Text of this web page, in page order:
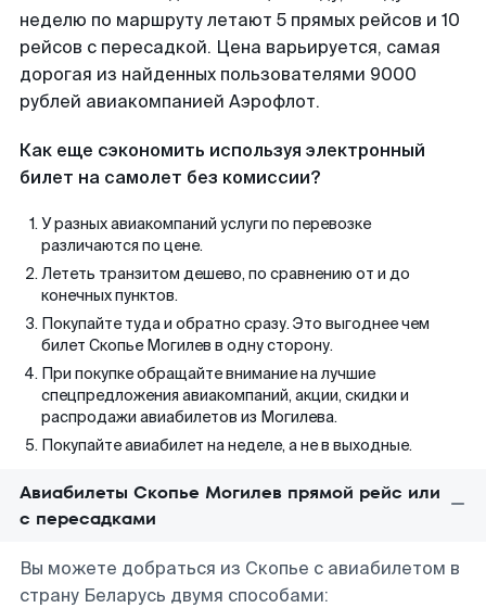
неделю по маршруту летают 5 прямых рейсов и 10
рейсов с пересадкой. Цена варьируется, самая
дорогая из найденных пользователями 9000
рублей авиакомпанией Аэрофлот.
Как еще сэкономить используя электронный
билет на самолет без комиссии?
У разных авиакомпаний услуги по перевозке
различаются по цене.
Лететь транзитом дешево, по сравнению от и до
конечных пунктов.
Покупайте туда и обратно сразу. Это выгоднее чем
билет Скопье Могилев в одну сторону.
При покупке обращайте внимание на лучшие
спецпредложения авиакомпаний, акции, скидки и
распродажи авиабилетов из Могилева.
Покупайте авиабилет на неделе, а не в выходные.
Авиабилеты Скопье Могилев прямой рейс или
с пересадками
Вы можете добраться из Скопье с авиабилетом в
страну Беларусь двумя способами: